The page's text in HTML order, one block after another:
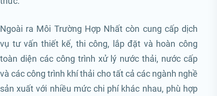
Ngoài ra Môi Trường Hợp Nhất còn cung cấp dịch
vụ tư vấn thiết kế, thi công, lắp đặt và hoàn công
toàn diện các công trình xử lý nước thải, nước cấp
và các công trình khí thải cho tất cả các ngành nghề
sản xuất với nhiều mức chi phí khác nhau, phù hợp